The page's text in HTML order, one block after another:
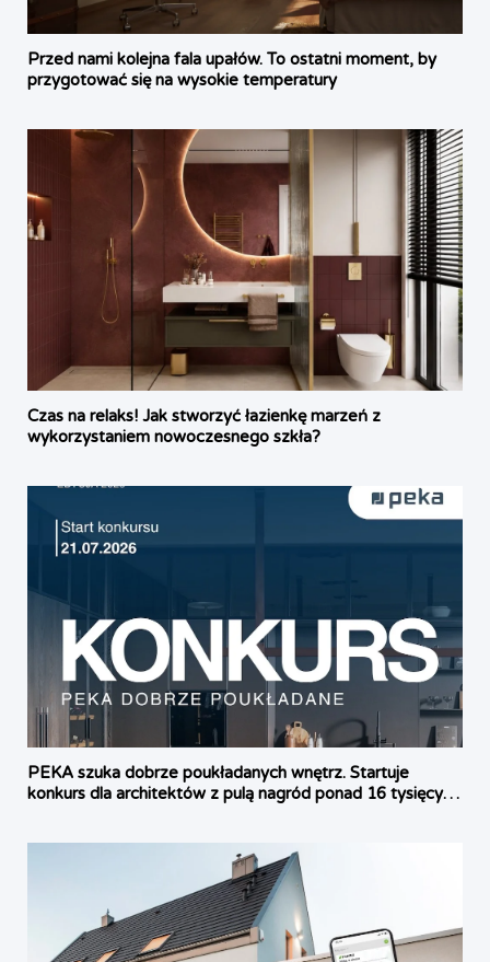
Przed nami kolejna fala upałów. To ostatni moment, by
przygotować się na wysokie temperatury
Czas na relaks! Jak stworzyć łazienkę marzeń z
wykorzystaniem nowoczesnego szkła?
PEKA szuka dobrze poukładanych wnętrz. Startuje
konkurs dla architektów z pulą nagród ponad 16 tysięcy